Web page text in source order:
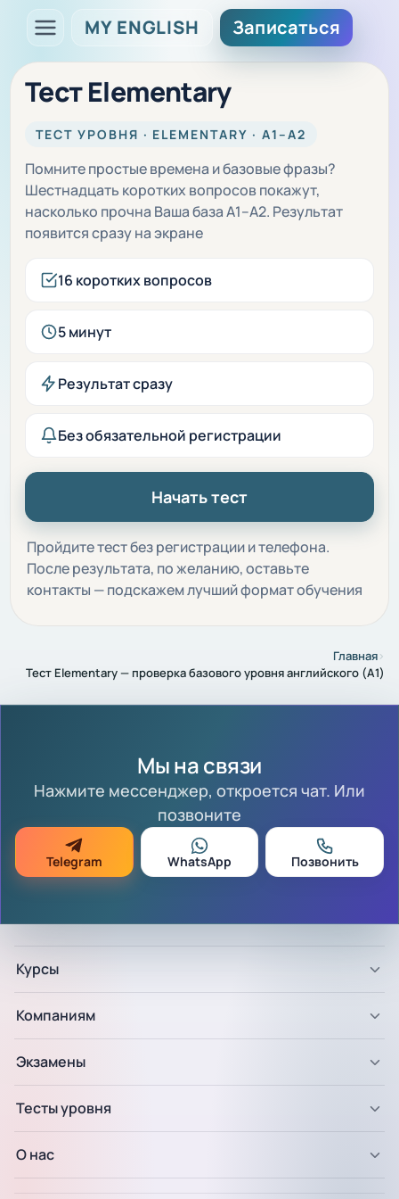
MY ENGLISH Записаться
Тест Elementary
ТЕСТ УРОВНЯ · ELEMENTARY · A1–A2
Помните простые времена и базовые фразы?
Шестнадцать коротких вопросов покажут,
насколько прочна Ваша база A1–A2. Результат
появится сразу на экране
16 коротких вопросов
5 минут
Результат сразу
Без обязательной регистрации
Начать тест
Пройдите тест без регистрации и телефона.
После результата, по желанию, оставьте
контакты — подскажем лучший формат обучения
Главная›
Тест Elementary — проверка базового уровня английского (A1)
Мы на связи
Нажмите мессенджер, откроется чат. Или
позвоните
Telegram WhatsApp Позвонить
Курсы
Компаниям
Экзамены
Тесты уровня
О нас